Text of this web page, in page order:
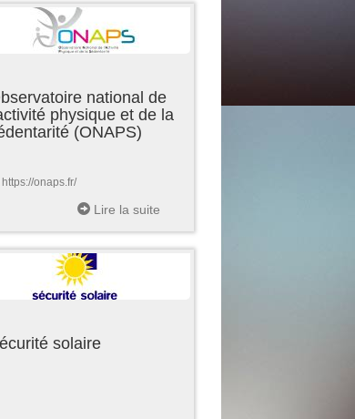
national de
physique et de la
(ONAPS)
https://onaps.fr/
Lire la suite
solaire